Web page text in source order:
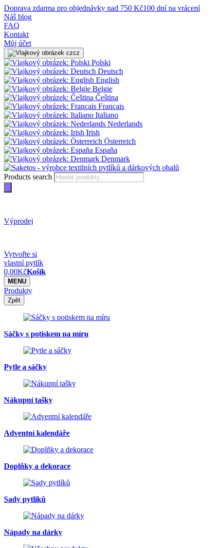
Doprava zdarma pro objednávky nad 750 Kč100 dní na vrácení
Náš blog
FAQ
Kontakt
Můj účet
cz
Polski
Deutsch
English
Belgie
Čeština
Français
Italiano
Nederlands
Irish
Österreich
España
Denmark
Products search
Výprodej
Vytvořte si
vlastní pytlík
0,00KčKošík
MENU
Produkty
Zpět
Sáčky s potiskem na míru
Pytle a sáčky
Nákupní tašky
Adventní kalendáře
Doplňky a dekorace
Sady pytlíků
Nápady na dárky